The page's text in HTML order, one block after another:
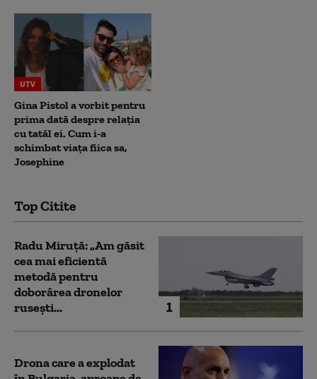
UTV
Gina Pistol a vorbit pentru
prima dată despre relația
cu tatăl ei. Cum i-a
schimbat viața fiica sa,
Josephine
Top Citite
1
Radu Miruță: „Am găsit
cea mai eficientă
metodă pentru
doborârea dronelor
rusești...
Drona care a explodat